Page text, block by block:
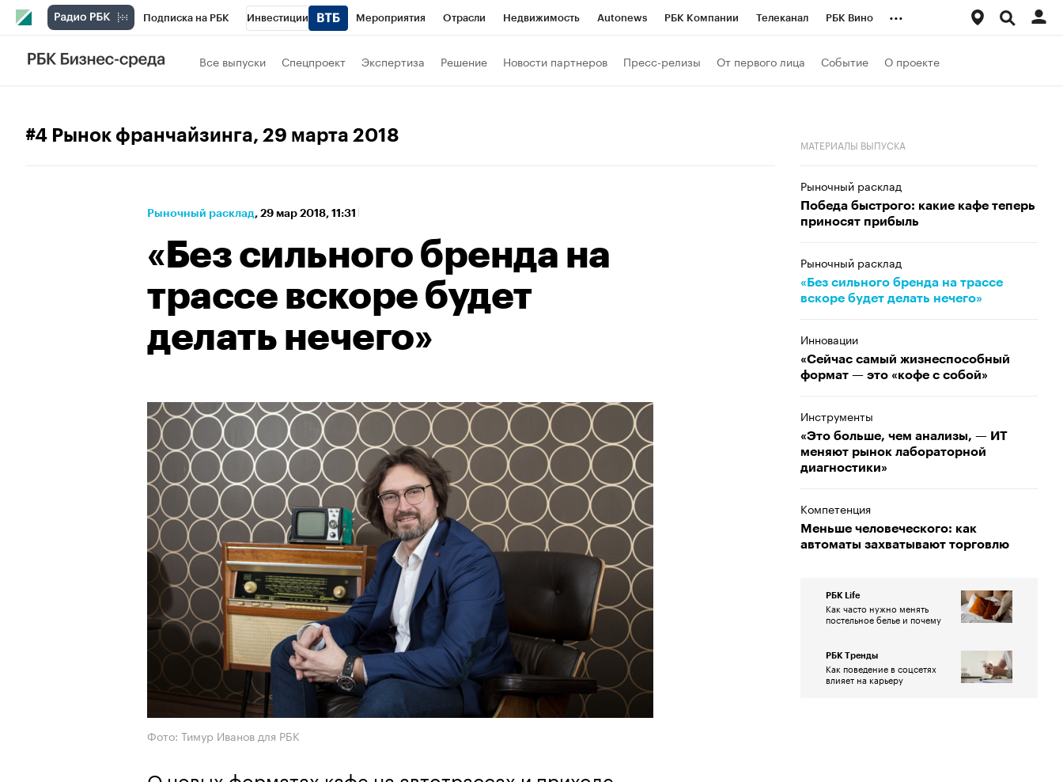
Подписка на РБК Инвестиции Мероприятия Отрасли Недвижимость Autonews РБК Компании Телеканал РБК Вино
Спорт
Спецпроекты СПб
...
Все выпуски Спецпроект Экспертиза Решение Новости партнеров Пресс-релизы От первого лица Событие О проекте
#4 Рынок франчайзинга, 29 марта 2018
Рыночный расклад⁠, 29 мар 2018, 11:31
«Без сильного бренда на
трассе вскоре будет
делать нечего»
Фото: Тимур Иванов для РБК
МАТЕРИАЛЫ ВЫПУСКА
Рыночный расклад
Победа быстрого: какие кафе теперь
приносят прибыль
Рыночный расклад
«Без сильного бренда на трассе
вскоре будет делать нечего»
Инновации
«Сейчас самый жизнеспособный
формат — это «кофе с собой»
Инструменты
«Это больше, чем анализы, — ИТ
меняют рынок лабораторной
диагностики»
Компетенция
Меньше человеческого: как
автоматы захватывают торговлю
РБК Life
Как часто нужно менять
постельное белье и почему
РБК Тренды
Как поведение в соцсетях
влияет на карьеру